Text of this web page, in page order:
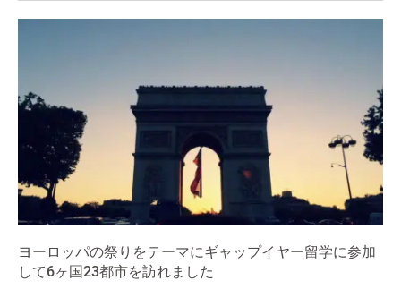
ヨーロッパの祭りをテーマにギャップイヤー留学に参加
して6ヶ国23都市を訪れました